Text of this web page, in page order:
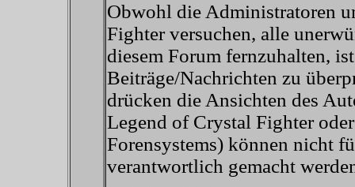
Obwohl die Administratoren
Fighter versuchen, alle
diesem Forum fernzuhalten,
Beiträge/Nachrichten zu
drücken die Ansichten des
Legend of Crystal Fighter
Forensystems) können nicht
verantwortlich gemacht